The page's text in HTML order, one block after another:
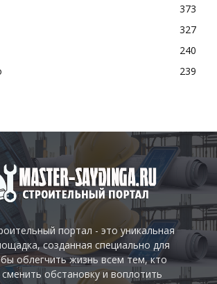
373
327
240
239
портал - это уникальная
созданная специально для
облегчить жизнь всем тем, кто
обстановку и воплотить